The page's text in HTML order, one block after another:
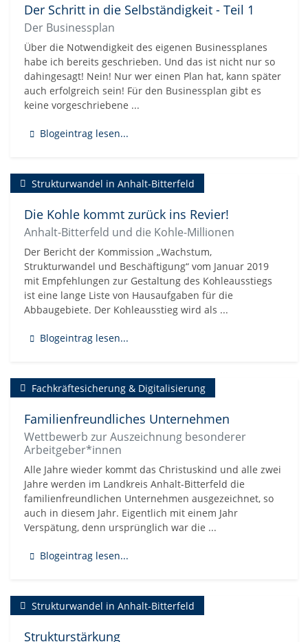
Der Schritt in die Selbständigkeit - Teil 1
Der Businessplan
Über die Notwendigkeit des eigenen Businessplanes
habe ich bereits geschrieben. Und das ist nicht nur so
dahingesagt! Nein! Nur wer einen Plan hat, kann später
auch erfolgreich sein! Für den Businessplan gibt es
keine vorgeschriebene ...
Blogeintrag lesen...
Die Kohle kommt zurück ins Revier!
Anhalt-Bitterfeld und die Kohle-Millionen
Strukturwandel in Anhalt-Bitterfeld
Der Bericht der Kommission „Wachstum,
Strukturwandel und Beschäftigung“ vom Januar 2019
mit Empfehlungen zur Gestaltung des Kohleausstiegs
ist eine lange Liste von Hausaufgaben für die
Abbaugebiete. Der Kohleausstieg wird als ...
Blogeintrag lesen...
Familienfreundliches Unternehmen
Wettbewerb zur Auszeichnung besonderer
Arbeitgeber*innen
Fachkräftesicherung & Digitalisierung
Alle Jahre wieder kommt das Christuskind und alle zwei
Jahre werden im Landkreis Anhalt-Bitterfeld die
familienfreundlichen Unternehmen ausgezeichnet, so
auch in diesem Jahr. Eigentlich mit einem Jahr
Verspätung, denn ursprünglich war die ...
Blogeintrag lesen...
Strukturstärkung
Strukturwandel in Anhalt-Bitterfeld